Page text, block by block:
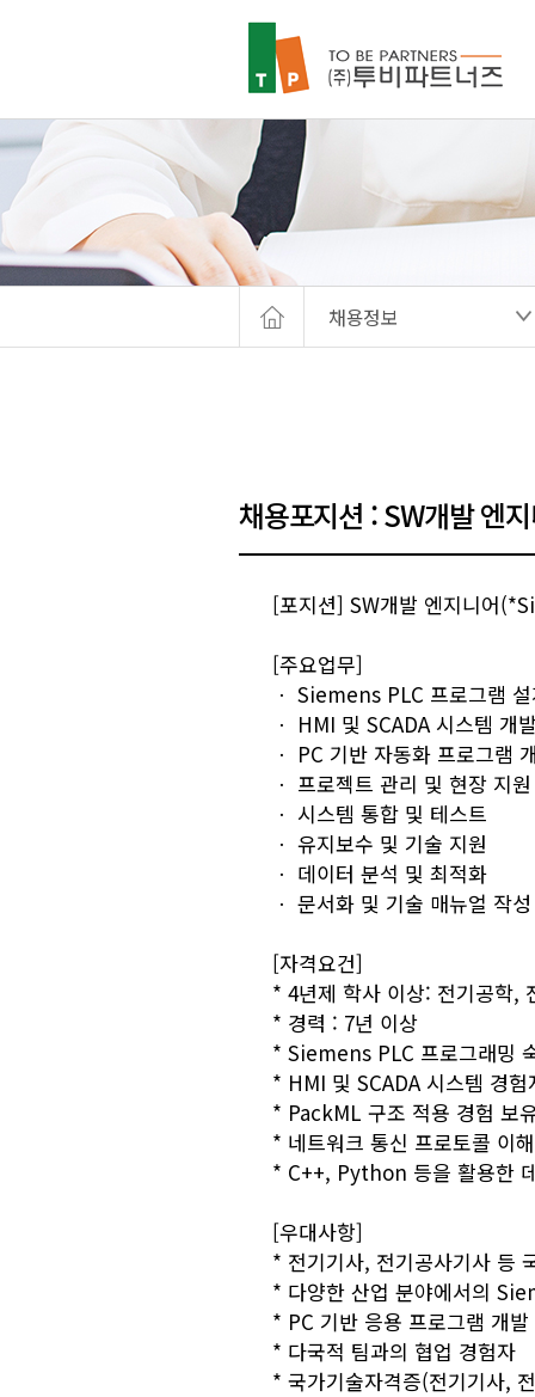
채용정보
채용포지션 : SW개발 엔
[포지션] SW개발 엔지니어
[주요업무]
ㆍ Siemens PLC 프로그램
ㆍ HMI 및 SCADA 시스템 개
ㆍ PC 기반 자동화 프로그램
ㆍ 프로젝트 관리 및 현장 지원
ㆍ 시스템 통합 및 테스트
ㆍ 유지보수 및 기술 지원
ㆍ 데이터 분석 및 최적화
ㆍ 문서화 및 기술 매뉴얼 작성
[자격요건]
* 4년제 학사 이상: 전기공학,
* 경력 : 7년 이상
* Siemens PLC 프로그래밍
* HMI 및 SCADA 시스템 경험
* PackML 구조 적용 경험 보
* 네트워크 통신 프로토콜 이
* C++, Python 등을 활용한
[우대사항]
* 전기기사, 전기공사기사 등
* 다양한 산업 분야에서의
* PC 기반 응용 프로그램 개
* 다국적 팀과의 협업 경험자
* 국가기술자격증(전기기사,